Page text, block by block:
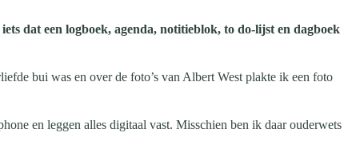
dat een logboek, agenda, notitieblok, to do-lijst en dagboek
bui was en over de foto’s van Albert West plakte ik een foto
en leggen alles digitaal vast. Misschien ben ik daar ouderwets